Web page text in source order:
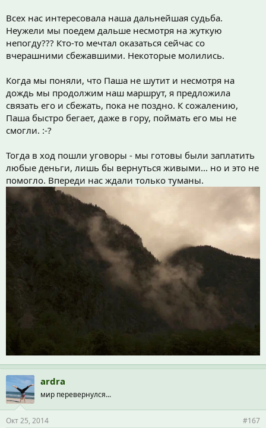
Всех нас интересовала наша дальнейшая судьба.
Неужели мы поедем дальше несмотря на жуткую
непогду??? Кто-то мечтал оказаться сейчас со
вчерашними сбежавшими. Некоторые молились.
Когда мы поняли, что Паша не шутит и несмотря на
дождь мы продолжим наш маршрут, я предложила
связать его и сбежать, пока не поздно. К сожалению,
Паша быстро бегает, даже в гору, поймать его мы не
смогли. :-?
Тогда в ход пошли уговоры - мы готовы были заплатить
любые деньги, лишь бы вернуться живыми... но и это не
помогло. Впереди нас ждали только туманы.
ardra
мир перевернулся...
Окт 25, 2014 #167